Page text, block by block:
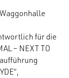
für die
– NEXT TO